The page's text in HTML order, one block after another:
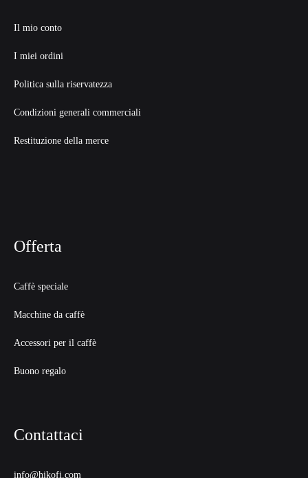
Il mio conto
I miei ordini
Politica sulla riservatezza
Condizioni generali commerciali
Restituzione della merce
Offerta
Caffè speciale
Macchine da caffè
Accessori per il caffè
Buono regalo
Contattaci
info@hikofi.com